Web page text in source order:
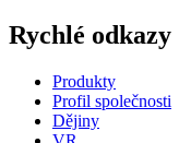
Rychlé odkazy
Produkty
Profil společnosti
Dějiny